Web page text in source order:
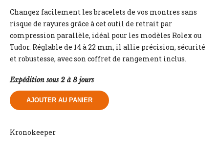
Changez facilement les bracelets de vos montres sans
risque de rayures grâce à cet outil de retrait par
compression parallèle, idéal pour les modèles Rolex ou
Tudor. Réglable de 14 à 22 mm, il allie précision, sécurité
et robustesse, avec son coffret de rangement inclus.
Expédition sous 2 à 8 jours
AJOUTER AU PANIER
Kronokeeper